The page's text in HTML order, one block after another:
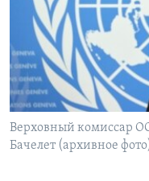
Learning English
СОЦИАЛЬНЫЕ СЕТИ
Языки
Верховный комиссар
Бачелет (архивное